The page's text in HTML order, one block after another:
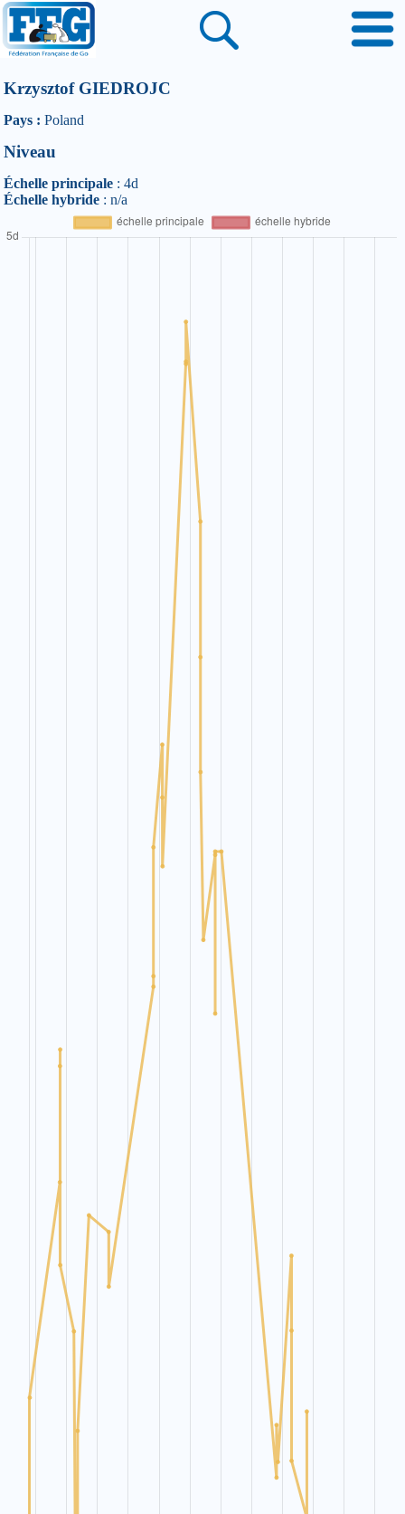
Krzysztof GIEDROJC
Pays : Poland
Niveau
Échelle principale : 4d
Échelle hybride : n/a